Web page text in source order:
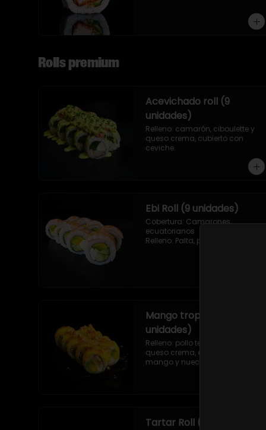
Rolls premium
Acevichado roll (9
unidades)
Relleno: camarón, ciboulette y
queso crema, cubierto con
ceviche.
Ebi Roll (9 unidades)
Cobertura: Camarones
ecuatorianos
Relleno: Palta, pepino y queso
Mango tropic (9
unidades)
Relleno: pollo teriyaki, palta y
queso crema, envuelto en
mango y nueces con salsa de
Tartar Roll (9 unidades)